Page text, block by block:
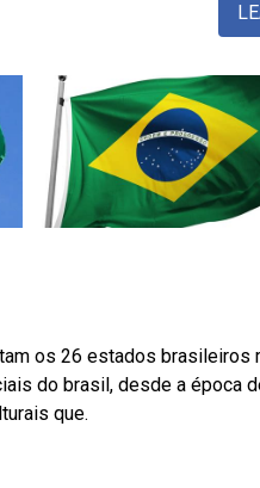
os 26 estados
do brasil, desde a época
que.